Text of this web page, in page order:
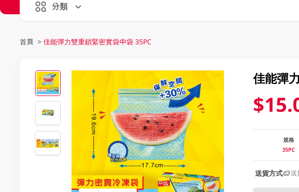
分類
首頁 > 佳能彈力雙重鎖緊密實袋中袋 35PC
佳能彈
規格
35PC
送貨方式 送